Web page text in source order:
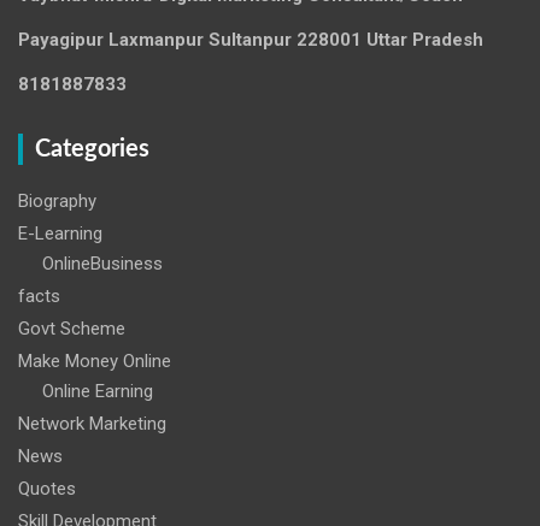
Payagipur Laxmanpur Sultanpur 228001 Uttar Pradesh
8181887833
Categories
Biography
E-Learning
OnlineBusiness
facts
Govt Scheme
Make Money Online
Online Earning
Network Marketing
News
Quotes
Skill Development